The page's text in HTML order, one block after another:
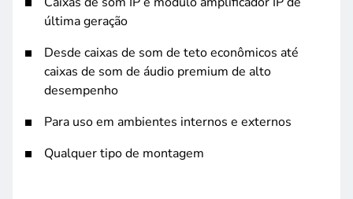
última geração
Desde caixas de som de teto econômicos até
caixas de som de áudio premium de alto
desempenho
Para uso em ambientes internos e externos
Qualquer tipo de montagem